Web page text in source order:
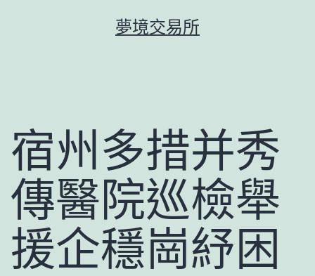
夢境交易所
宿州多措并秀
傳醫院巡檢舉
援企穩崗紓困